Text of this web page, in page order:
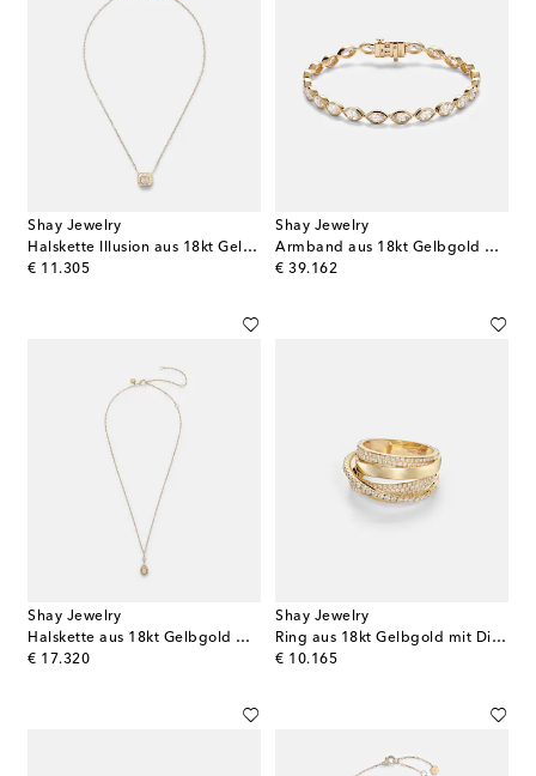
Shay Jewelry
Halskette Illusion aus 18kt Gelbgold mit Diamanten
€ 11.305
original price
Shay Jewelry
Armband aus 18kt Gelbgold mit Diamanten
€ 39.162
original price
Shay Jewelry
Halskette aus 18kt Gelbgold mit Diamanten
€ 17.320
original price
Shay Jewelry
Ring aus 18kt Gelbgold mit Diamanten
€ 10.165
original price